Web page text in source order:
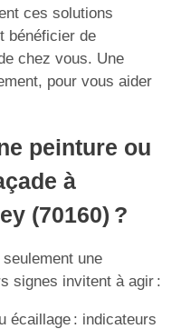
ces solutions
bénéficier de
chez vous. Une
pour vous aider
peinture ou
à
(70160) ?
seulement une
signes invitent à agir :
écaillage : indicateurs